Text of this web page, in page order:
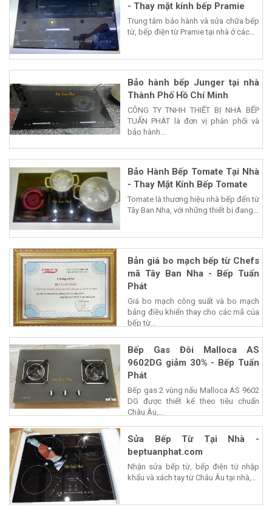
- Thay mặt kính bếp Pramie
Trung tâm bảo hành và sửa chữa bếp
từ, bếp điện từ Pramie tại nhà ở các...
Bảo hành bếp Junger tại nhà
Thành Phố Hồ Chí Minh
CÔNG TY TNHH THIẾT BỊ NHÀ BẾP
TUẤN PHÁT là đơn vị phân phối và
bảo hành...
Bảo Hành Bếp Tomate Tại Nhà
- Thay Mặt Kính Bếp Tomate
Tomate là thương hiệu nhà bếp đến từ
Tây Ban Nha, với những thiết bị đang...
Bản giá bo mạch bếp từ Chefs
mã Tây Ban Nha - Bếp Tuấn
Phát
Giá bo mạch công suất và bo mạch
bảng điều khiển thay cho các mã của
bếp từ...
Bếp Gas Đôi Malloca AS
9602DG giảm 30% - Bếp Tuấn
Phát
Bếp gas 2 vùng nấu Malloca AS 9602
DG được thiết kế theo tiêu chuẩn
Châu Âu,...
Sửa Bếp Từ Tại Nhà -
beptuanphat.com
Nhận sửa bếp từ, bếp điện từ nhập
khẩu và xách tay từ Châu Âu tại nhà,...